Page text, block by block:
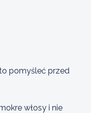
pomyśleć przed
włosy i nie